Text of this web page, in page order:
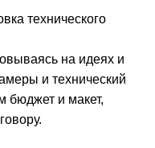
технического
на идеях и
и технический
бюджет и макет,